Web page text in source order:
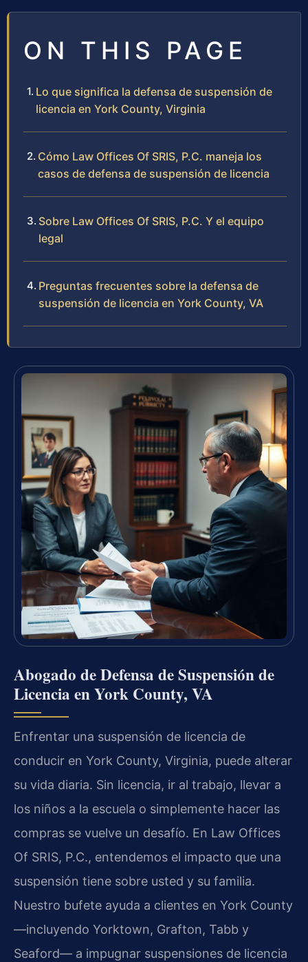
ON THIS PAGE
Lo que significa la defensa de suspensión de
licencia en York County, Virginia
Cómo Law Offices Of SRIS, P.C. maneja los
casos de defensa de suspensión de licencia
Sobre Law Offices Of SRIS, P.C. Y el equipo
legal
Preguntas frecuentes sobre la defensa de
suspensión de licencia en York County, VA
Abogado de Defensa de Suspensión de
Licencia en York County, VA
Enfrentar una suspensión de licencia de
conducir en York County, Virginia, puede alterar
su vida diaria. Sin licencia, ir al trabajo, llevar a
los niños a la escuela o simplemente hacer las
compras se vuelve un desafío. En Law Offices
Of SRIS, P.C., entendemos el impacto que una
suspensión tiene sobre usted y su familia.
Nuestro bufete ayuda a clientes en York County
—incluyendo Yorktown, Grafton, Tabb y
Seaford— a impugnar suspensiones de licencia